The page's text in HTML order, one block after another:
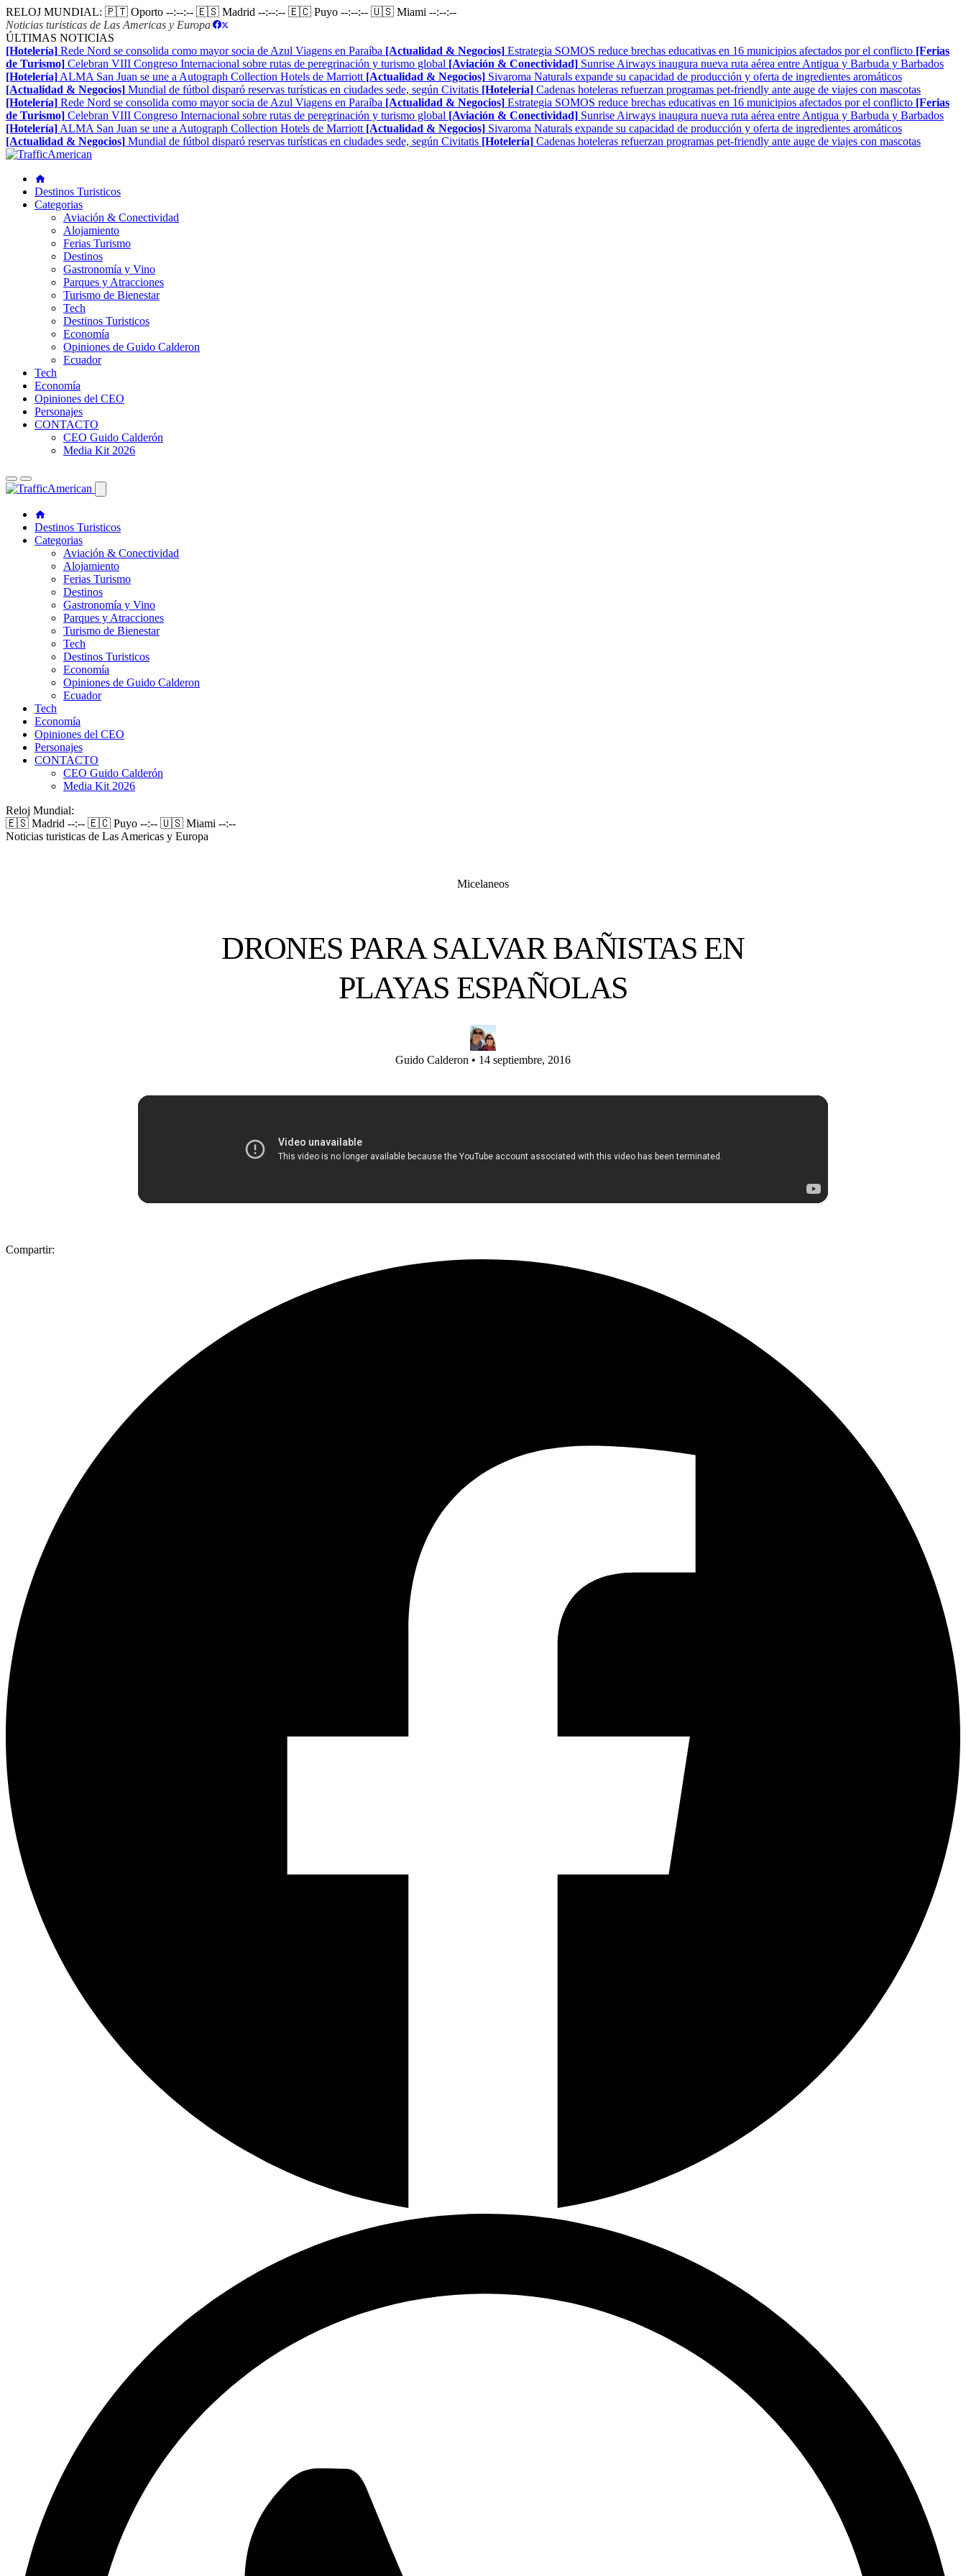
RELOJ MUNDIAL: 🇵🇹 Oporto --:--:-- 🇪🇸 Madrid --:--:-- 🇪🇨 Puyo --:--:-- 🇺🇸 Miami --:--:--
Noticias turisticas de Las Americas y Europa|
ÚLTIMAS NOTICIAS
[Hotelería] Rede Nord se consolida como mayor socia de Azul Viagens en Paraíba [Actualidad & Negocios] Estrategia SOMOS reduce brechas educativas en 16 municipios afectados por el conflicto [Ferias
de Turismo] Celebran VIII Congreso Internacional sobre rutas de peregrinación y turismo global [Aviación & Conectividad] Sunrise Airways inaugura nueva ruta aérea entre Antigua y Barbuda y Barbados
[Hotelería] ALMA San Juan se une a Autograph Collection Hotels de Marriott [Actualidad & Negocios] Sivaroma Naturals expande su capacidad de producción y oferta de ingredientes aromáticos
[Actualidad & Negocios] Mundial de fútbol disparó reservas turísticas en ciudades sede, según Civitatis [Hotelería] Cadenas hoteleras refuerzan programas pet-friendly ante auge de viajes con mascotas
[Hotelería] Rede Nord se consolida como mayor socia de Azul Viagens en Paraíba [Actualidad & Negocios] Estrategia SOMOS reduce brechas educativas en 16 municipios afectados por el conflicto [Ferias
de Turismo] Celebran VIII Congreso Internacional sobre rutas de peregrinación y turismo global [Aviación & Conectividad] Sunrise Airways inaugura nueva ruta aérea entre Antigua y Barbuda y Barbados
[Hotelería] ALMA San Juan se une a Autograph Collection Hotels de Marriott [Actualidad & Negocios] Sivaroma Naturals expande su capacidad de producción y oferta de ingredientes aromáticos
[Actualidad & Negocios] Mundial de fútbol disparó reservas turísticas en ciudades sede, según Civitatis [Hotelería] Cadenas hoteleras refuerzan programas pet-friendly ante auge de viajes con mascotas
Destinos Turisticos
Categorias
Aviación & Conectividad
Alojamiento
Ferias Turismo
Destinos
Gastronomía y Vino
Parques y Atracciones
Turismo de Bienestar
Tech
Destinos Turisticos
Economía
Opiniones de Guido Calderon
Ecuador
Tech
Economía
Opiniones del CEO
Personajes
CONTACTO
CEO Guido Calderón
Media Kit 2026
Destinos Turisticos
Categorias
Aviación & Conectividad
Alojamiento
Ferias Turismo
Destinos
Gastronomía y Vino
Parques y Atracciones
Turismo de Bienestar
Tech
Destinos Turisticos
Economía
Opiniones de Guido Calderon
Ecuador
Tech
Economía
Opiniones del CEO
Personajes
CONTACTO
CEO Guido Calderón
Media Kit 2026
Reloj Mundial:
🇪🇸 Madrid --:-- 🇪🇨 Puyo --:-- 🇺🇸 Miami --:--
Noticias turisticas de Las Americas y Europa
Micelaneos
DRONES PARA SALVAR BAÑISTAS EN
PLAYAS ESPAÑOLAS
Guido Calderon • 14 septiembre, 2016
Compartir: